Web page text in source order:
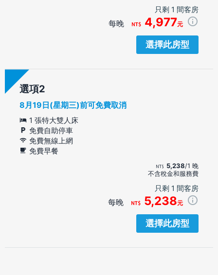
只剩 1 間客房
每晚 4,977元
選擇此房型
選項
8月19日(星期三)前可免費取消
1 張特大雙人床
免費自助停車
免費無線上網
免費早餐
5,238/1 晚
不含稅金和服務費
只剩 1 間客房
每晚 5,238元
選擇此房型